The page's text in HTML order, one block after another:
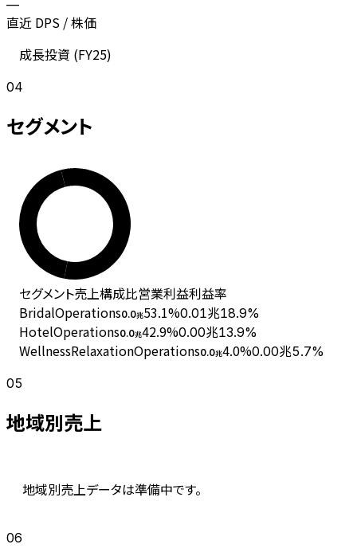
—
直近 DPS / 株価
成長投資 (FY25)
04
セグメント
セグメント売上構成比営業利益利益率
BridalOperations0.0兆53.1%0.01兆18.9%
HotelOperations0.0兆42.9%0.00兆13.9%
WellnessRelaxationOperations0.0兆4.0%0.00兆5.7%
05
地域別売上
地域別売上データは準備中です。
06